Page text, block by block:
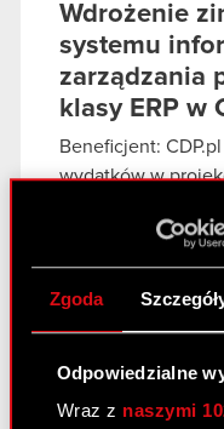
Zgoda
Odpowiedzialne
Wraz z naszymi
Wdrożenie
systemu
zarządzania
klasy ERP w
Beneficjent:
wydatków w
Raport
głosów